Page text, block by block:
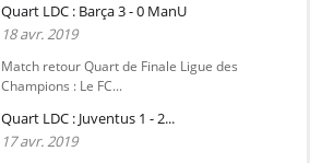
Quart LDC : Barça 3 - 0 ManU
18 avr. 2019
Match retour Quart de Finale Ligue des
Champions : Le FC...
Quart LDC : Juventus 1 - 2...
17 avr. 2019